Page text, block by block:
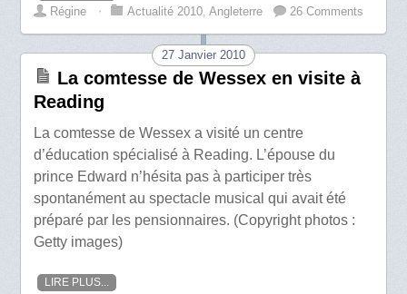
Régine ⋅ Actualité 2010,Angleterre 26 Comments
27 Janvier 2010
La comtesse de Wessex en visite à
Reading
La comtesse de Wessex a visité un centre
d’éducation spécialisé à Reading. L’épouse du
prince Edward n’hésita pas à participer très
spontanément au spectacle musical qui avait été
préparé par les pensionnaires. (Copyright photos :
Getty images)
LIRE PLUS...